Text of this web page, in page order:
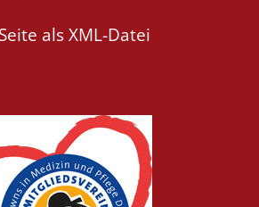
als XML-Datei